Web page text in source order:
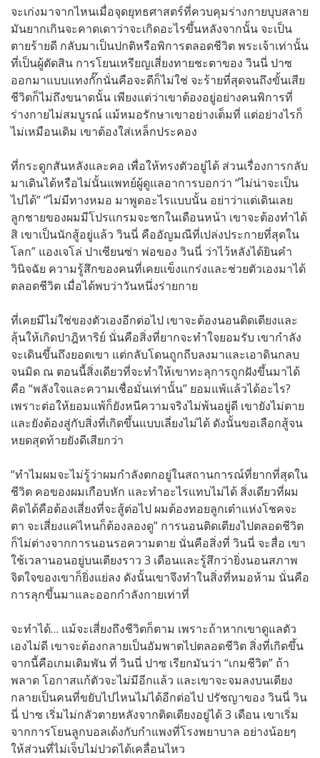
จะเก่งมาจากไหนเมื่อจุดยุทธศาสตร์ที่ควบคุมร่างกายบุบสลาย
มันยากเกินจะคาดเดาว่าจะเกิดอะไรขึ้นหลังจากนั้น จะเป็น
ตายร้ายดี กลับมาเป็นปกติหรือพิการตลอดชีวิต พระเจ้าเท่านั้น
ที่เป็นผู้ตัดสิน การโยนเหรียญเสี่ยงทายชะตาของ วินนี่ ปาซ
ออกมาแบบแทงกั๊กนั่นคือจะดีก็ไม่ใช่ จะร้ายที่สุดจนถึงขั้นเสีย
ชีวิตก็ไม่ถึงขนาดนั้น เพียงแต่ว่าเขาต้องอยู่อย่างคนพิการที่
ร่างกายไม่สมบูรณ์ แม้หมอรักษาเขาอย่างเต็มที่ แต่อย่างไรก็
ไม่เหมือนเดิม เขาต้องใส่เหล็กประคอง
ที่กระดูกสันหลังและคอ เพื่อให้ทรงตัวอยู่ได้ ส่วนเรื่องการกลับ
มาเดินได้หรือไม่นั้นแพทย์ผู้ดูแลอาการบอกว่า “ไม่น่าจะเป็น
ไปได้” “ไม่มีทางหมอ มาพูดอะไรแบบนั้น อย่าว่าแต่เดินเลย
ลูกชายของผมมีโปรเเกรมจะชกในเดือนหน้า เขาจะต้องทำได้
สิ เขาเป็นนักสู้อยู่แล้ว วินนี่ คืออัญมณีที่เปล่งประกายที่สุดใน
โลก” แองเจโล่ ปาเซียนซ่า พ่อของ วินนี่ ว่าไว้หลังได้ยินคำ
วินิจฉัย ความรู้สึกของคนที่เคยเเข็งแกร่งและช่วยตัวเองมาได้
ตลอดชีวิต เมื่อได้พบว่าวันหนึ่งร่ายกาย
ที่เคยมีไม่ใช่ของตัวเองอีกต่อไป เขาจะต้องนอนติดเตียงและ
ลุ้นให้เกิดปาฎิหาริย์ นั่นคือสิ่งที่ยากจะทำใจยอมรับ เขากำลัง
จะเดินขึ้นถึงยอดเขา แต่กลับโดนถูกถีบลงมาและเอาดินกลบ
จนมิด ณ ตอนนี้สิ่งเดียวที่จะทำให้เขาทะลุการถูกฝังขึ้นมาได้
คือ “พลังใจและความเชื่อมั่นเท่านั้น” ยอมแพ้เเล้วได้อะไร?
เพราะต่อให้ยอมแพ้ก็ยังหนีความจริงไม่พ้นอยู่ดี เขายังไม่ตาย
และยังต้องสู่กับสิ่งที่เกิดขึ้นแบบเลี่ยงไม่ได้ ดังนั้นขอเลือกสู้จน
หยดสุดท้ายยังดีเสียกว่า
“ทำไมผมจะไม่รู้ว่าผมกำลังตกอยู่ในสถานการณ์ที่ยากที่สุดใน
ชีวิต คอของผมเกือบหัก และทำอะไรแทบไม่ได้ สิ่งเดียวที่ผม
คิดได้คือต้องเสี่ยงที่จะสู้ต่อไป ผมต้องทอยลูกเต๋าแห่งโชคจะ
ตา จะเสี่ยงแค่ไหนก็ต้องลองดู” การนอนติดเตียงไปตลอดชีวิต
ก็ไม่ต่างจากการนอนรอความตาย นั่นคือสิ่งที่ วินนี่ จะสื่อ เขา
ใช้เวลานอนอยู่บนเตียงราว 3 เดือนและรู้สึกว่ายิ่งนอนสภาพ
จิตใจของเขาก็ยิ่งแย่ลง ดังนั้นเขาจึงทำในสิ่งที่หมอห้าม นั่นคือ
การลุกขึ้นมาและออกกำลังกายเท่าที่
จะทำได้… แม้จะเสี่ยงถึงชีวิตก็ตาม เพราะถ้าหากเขาดูแลตัว
เองไม่ดี เขาจะต้องกลายเป็นอัมพาตไปตลอดชีวิต สิ่งที่เกิดขึ้น
จากนี้คือเกมเดิมพัน ที่ วินนี่ ปาซ เรียกมันว่า “เกมชีวิต” ถ้า
พลาด โอกาสแก้ตัวจะไม่มีอีกเเล้ว และเขาจะจมลงบนเตียง
กลายเป็นคนที่ขยับไปไหนไม่ได้อีกต่อไป ปรัชญาของ วินนี่ วิน
นี่ ปาซ เริ่มไม่กลัวตายหลังจากติดเตียงอยู่ได้ 3 เดือน เขาเริ่ม
จากการโยนลูกบอลเด้งกับกำแพงที่โรงพยาบาล อย่างน้อยๆ
ให้ส่วนที่ไม่เจ็บไม่ปวดได้เคลื่อนไหว